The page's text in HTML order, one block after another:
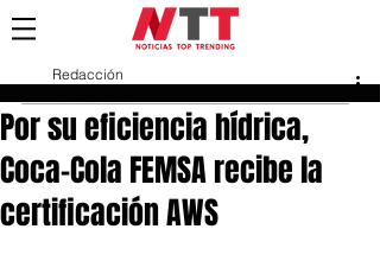
Por su eficiencia hídrica,
Coca-Cola FEMSA recibe la
certificación AWS
Redacción